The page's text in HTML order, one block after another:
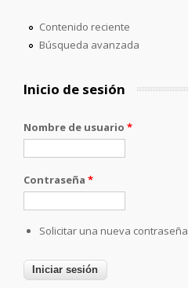
Contenido reciente
Búsqueda avanzada
Inicio de sesión
Nombre de usuario *
Contraseña *
Solicitar una nueva contraseña